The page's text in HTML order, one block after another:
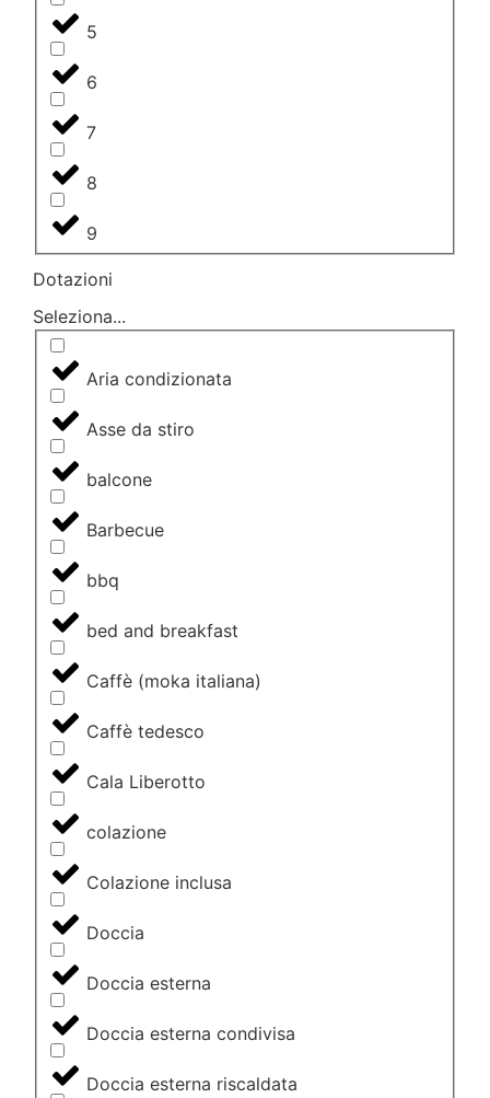
5
6
7
8
9
Dotazioni
Seleziona...
Aria condizionata
Asse da stiro
balcone
Barbecue
bbq
bed and breakfast
Caffè (moka italiana)
Caffè tedesco
Cala Liberotto
colazione
Colazione inclusa
Doccia
Doccia esterna
Doccia esterna condivisa
Doccia esterna riscaldata